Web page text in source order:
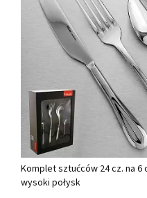
Komplet sztućców 24 cz. na 6
wysoki połysk